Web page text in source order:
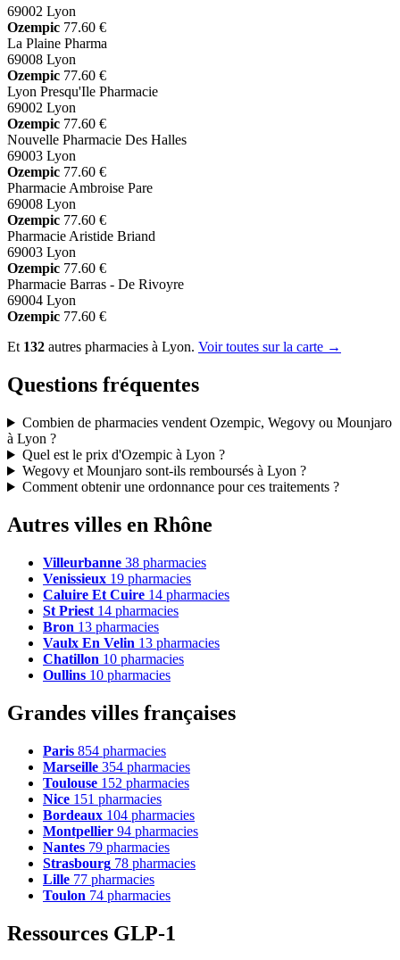
69002 Lyon
Ozempic 77.60 €
La Plaine Pharma
69008 Lyon
Ozempic 77.60 €
Lyon Presqu'Ile Pharmacie
69002 Lyon
Ozempic 77.60 €
Nouvelle Pharmacie Des Halles
69003 Lyon
Ozempic 77.60 €
Pharmacie Ambroise Pare
69008 Lyon
Ozempic 77.60 €
Pharmacie Aristide Briand
69003 Lyon
Ozempic 77.60 €
Pharmacie Barras - De Rivoyre
69004 Lyon
Ozempic 77.60 €
Et 132 autres pharmacies à Lyon. Voir toutes sur la carte →
Questions fréquentes
Combien de pharmacies vendent Ozempic, Wegovy ou Mounjaro
à Lyon ?
Quel est le prix d'Ozempic à Lyon ?
Wegovy et Mounjaro sont-ils remboursés à Lyon ?
Comment obtenir une ordonnance pour ces traitements ?
Autres villes en Rhône
Villeurbanne 38 pharmacies
Venissieux 19 pharmacies
Caluire Et Cuire 14 pharmacies
St Priest 14 pharmacies
Bron 13 pharmacies
Vaulx En Velin 13 pharmacies
Chatillon 10 pharmacies
Oullins 10 pharmacies
Grandes villes françaises
Paris 854 pharmacies
Marseille 354 pharmacies
Toulouse 152 pharmacies
Nice 151 pharmacies
Bordeaux 104 pharmacies
Montpellier 94 pharmacies
Nantes 79 pharmacies
Strasbourg 78 pharmacies
Lille 77 pharmacies
Toulon 74 pharmacies
Ressources GLP-1